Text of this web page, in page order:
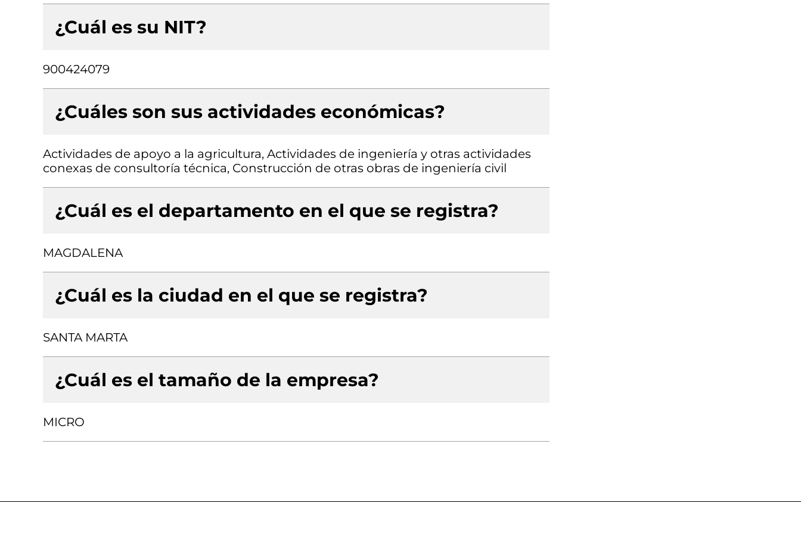
¿Cuál es su NIT?
900424079
¿Cuáles son sus actividades económicas?
Actividades de apoyo a la agricultura, Actividades de ingeniería y otras actividades
conexas de consultoría técnica, Construcción de otras obras de ingeniería civil
¿Cuál es el departamento en el que se registra?
MAGDALENA
¿Cuál es la ciudad en el que se registra?
SANTA MARTA
¿Cuál es el tamaño de la empresa?
MICRO